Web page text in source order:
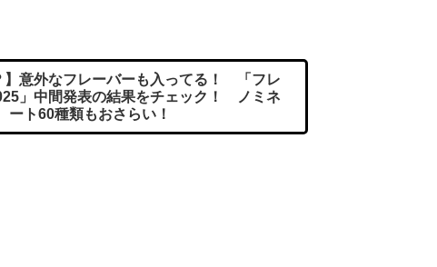
意外なフレーバーも入ってる！ 「フレ
」中間発表の結果をチェック！ ノミネ
ート60種類もおさらい！